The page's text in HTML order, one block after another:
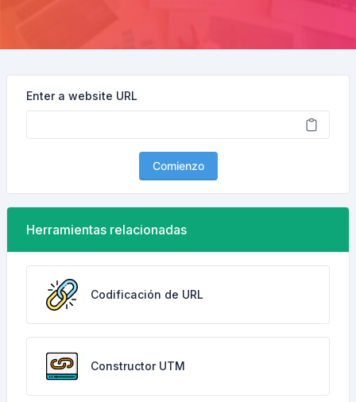
Enter a website URL
Comienzo
Herramientas relacionadas
Codificación de URL
Constructor UTM